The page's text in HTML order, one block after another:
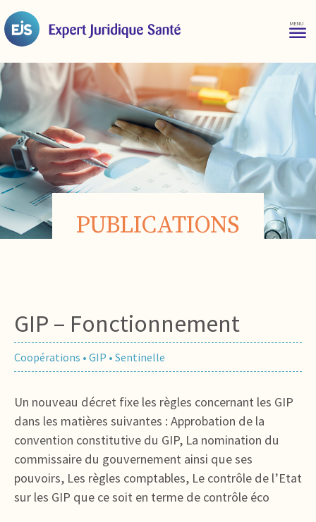
PUBLICATIONS
GIP – Fonctionnement
Coopérations • GIP • Sentinelle
Un nouveau décret fixe les règles concernant les GIP
dans les matières suivantes : Approbation de la
convention constitutive du GIP, La nomination du
commissaire du gouvernement ainsi que ses
pouvoirs, Les règles comptables, Le contrôle de l’Etat
sur les GIP que ce soit en terme de contrôle éco